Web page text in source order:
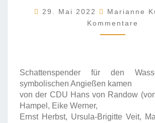
LÖST
ANDRÉ
PICHIRI
29. Mai 2022 Marianne
Kommentare
Schattenspender für den
symbolischen Angießen kamen
von der CDU Hans von Randow
Hampel, Eike Werner,
Ernst Herbst, Ursula-Brigitte Veit,